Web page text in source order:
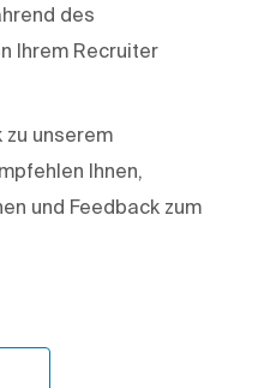
des
Ihrem Recruiter
zu unserem
Ihnen,
und Feedback zum